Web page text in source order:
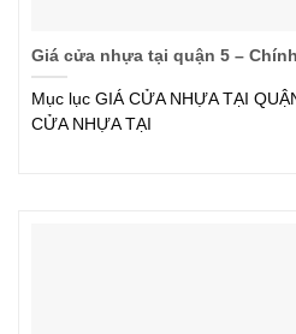
Giá cửa nhựa tại quận 5 –
Mục lục GIÁ CỬA NHỰA TẠI
CỬA NHỰA TẠI